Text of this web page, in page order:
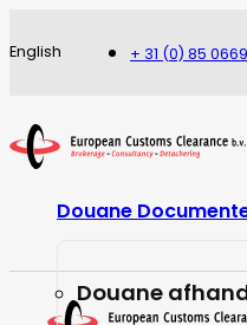
English + 31 (0) 85
Douane
Douane